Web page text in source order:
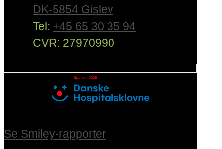
DK-5854 Gislev
Tel: +45 65 30 35 94
CVR: 27970990
Se Smiley-rapporter